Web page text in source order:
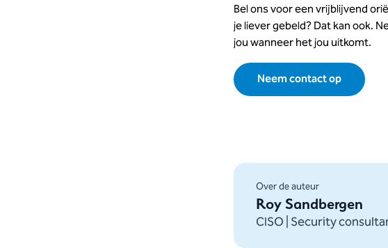
Bel ons voor een vrijblijvend
je liever gebeld? Dat kan ook.
jou wanneer het jou uitkomt.
Neem contact op
Over de auteur
Roy Sandbergen
CISO | Security